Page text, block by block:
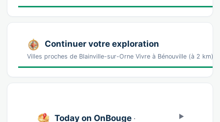
Continuer votre exploration
Villes proches de Blainville-sur-Orne Vivre à Bénouville (à 2
Today on OnBouge ·